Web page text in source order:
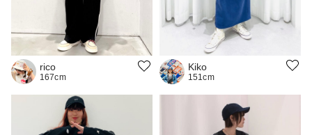
rico
167cm
Kiko
151cm